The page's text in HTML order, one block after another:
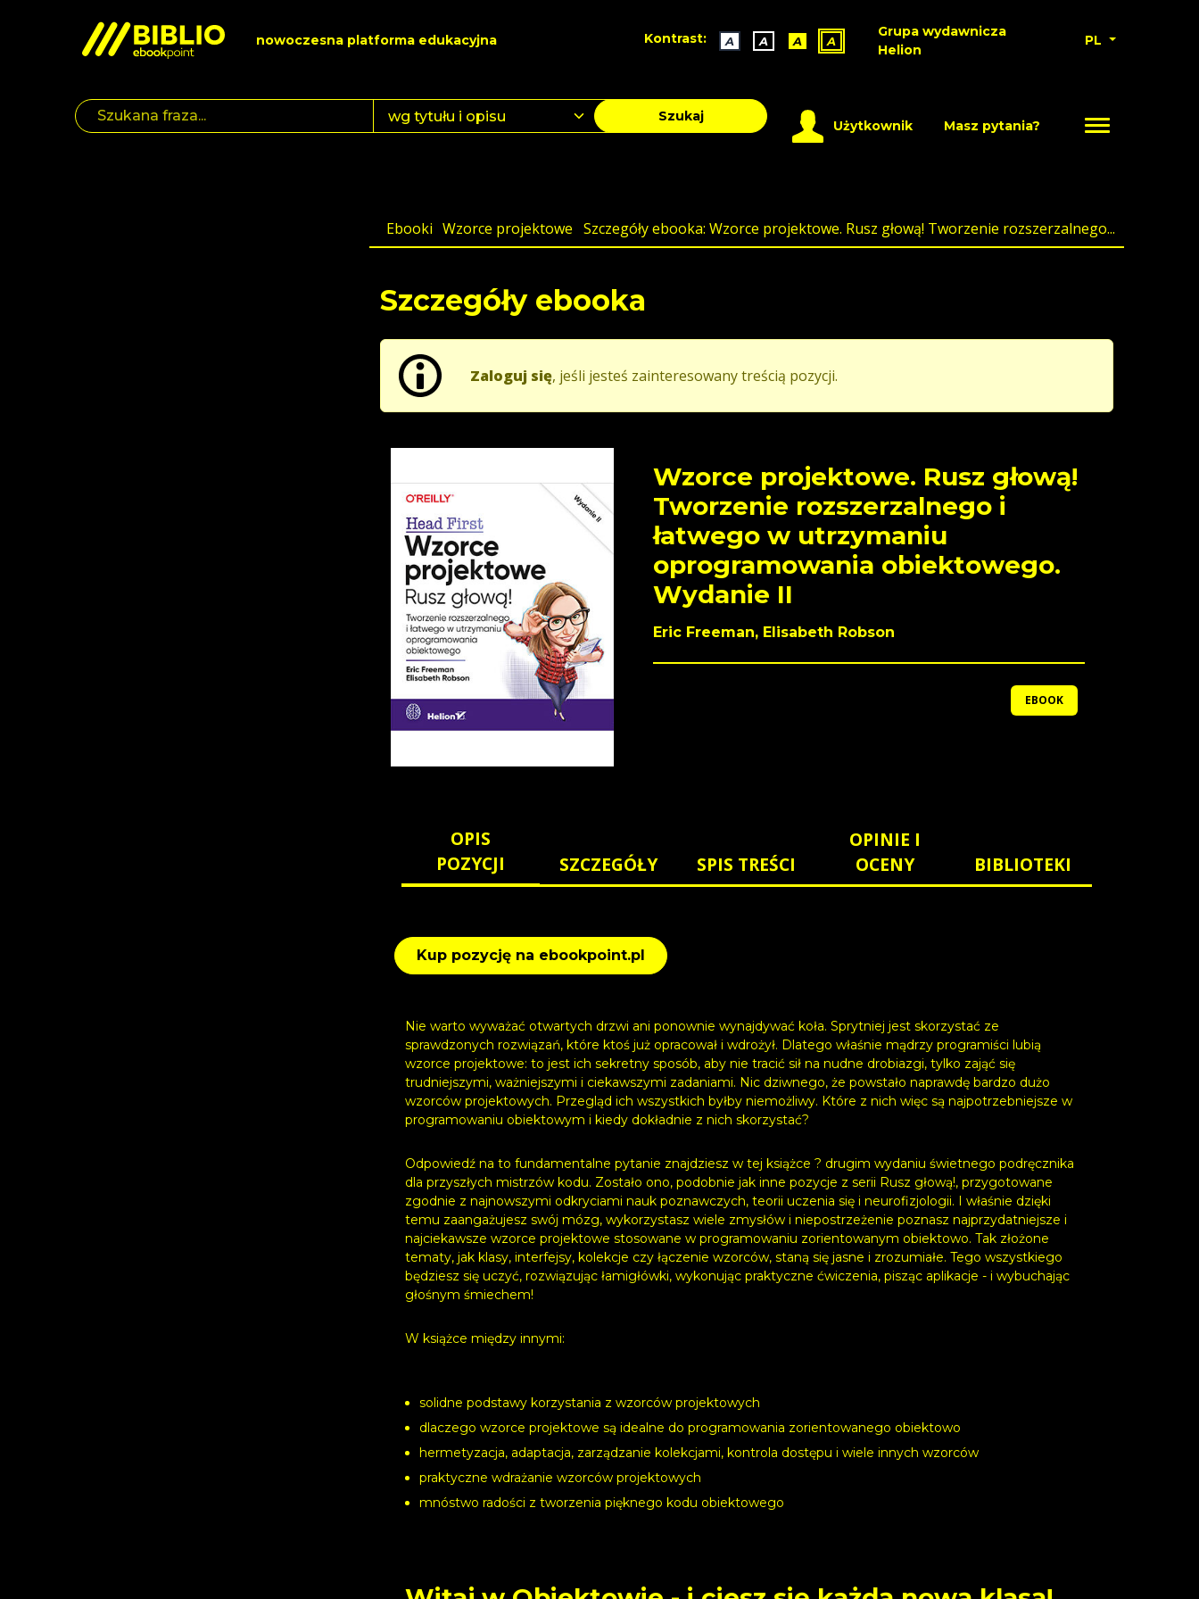
nowoczesna platforma edukacyjna Kontrast: A A A A
Grupa wydawnicza
Helion
PL
Szukaj
Użytkownik Masz pytania?
Ebooki Wzorce projektowe Szczegóły ebooka: Wzorce projektowe. Rusz głową! Tworzenie rozszerzalnego...
Szczegóły ebooka
Zaloguj się, jeśli jesteś zainteresowany treścią pozycji.
Wzorce projektowe. Rusz głową!
Tworzenie rozszerzalnego i
łatwego w utrzymaniu
oprogramowania obiektowego.
Wydanie II
Eric Freeman, Elisabeth Robson
EBOOK
OPIS
POZYCJI
SZCZEGÓŁY SPIS TREŚCI
OPINIE I
OCENY
BIBLIOTEKI
Kup pozycję na ebookpoint.pl
Nie warto wyważać otwartych drzwi ani ponownie wynajdywać koła. Sprytniej jest skorzystać ze
sprawdzonych rozwiązań, które ktoś już opracował i wdrożył. Dlatego właśnie mądrzy programiści lubią
wzorce projektowe: to jest ich sekretny sposób, aby nie tracić sił na nudne drobiazgi, tylko zająć się
trudniejszymi, ważniejszymi i ciekawszymi zadaniami. Nic dziwnego, że powstało naprawdę bardzo dużo
wzorców projektowych. Przegląd ich wszystkich byłby niemożliwy. Które z nich więc są najpotrzebniejsze w
programowaniu obiektowym i kiedy dokładnie z nich skorzystać?
Odpowiedź na to fundamentalne pytanie znajdziesz w tej książce ? drugim wydaniu świetnego podręcznika
dla przyszłych mistrzów kodu. Zostało ono, podobnie jak inne pozycje z serii Rusz głową!, przygotowane
zgodnie z najnowszymi odkryciami nauk poznawczych, teorii uczenia się i neurofizjologii. I właśnie dzięki
temu zaangażujesz swój mózg, wykorzystasz wiele zmysłów i niepostrzeżenie poznasz najprzydatniejsze i
najciekawsze wzorce projektowe stosowane w programowaniu zorientowanym obiektowo. Tak złożone
tematy, jak klasy, interfejsy, kolekcje czy łączenie wzorców, staną się jasne i zrozumiałe. Tego wszystkiego
będziesz się uczyć, rozwiązując łamigłówki, wykonując praktyczne ćwiczenia, pisząc aplikacje - i wybuchając
głośnym śmiechem!
W książce między innymi:
solidne podstawy korzystania z wzorców projektowych
dlaczego wzorce projektowe są idealne do programowania zorientowanego obiektowo
hermetyzacja, adaptacja, zarządzanie kolekcjami, kontrola dostępu i wiele innych wzorców
praktyczne wdrażanie wzorców projektowych
mnóstwo radości z tworzenia pięknego kodu obiektowego